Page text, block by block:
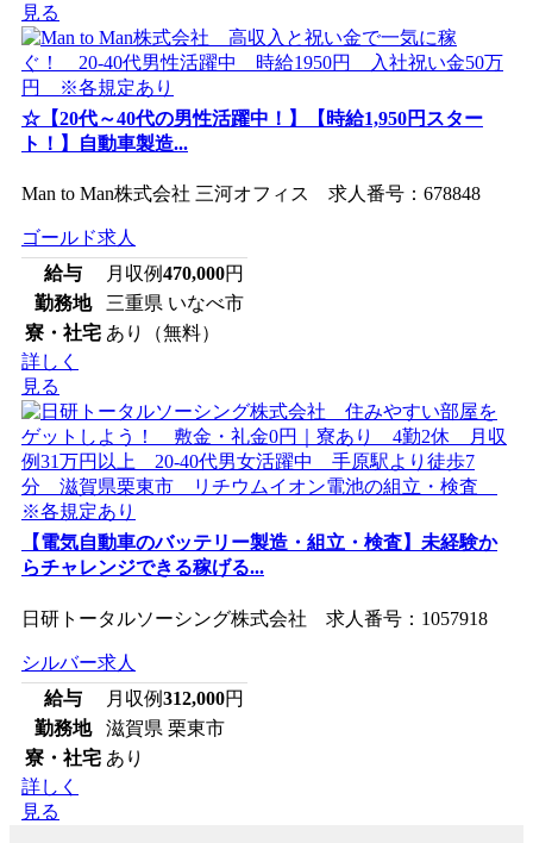
見る
☆【20代～40代の男性活躍中！】【時給1,950円スター
ト！】自動車製造...
Man to Man株式会社 三河オフィス 求人番号：678848
ゴールド求人
給与
月収例470,000円
勤務地
三重県 いなべ市
寮・社宅 あり（無料）
詳しく
見る
【電気自動車のバッテリー製造・組立・検査】未経験か
らチャレンジできる稼げる...
日研トータルソーシング株式会社 求人番号：1057918
シルバー求人
給与
月収例312,000円
勤務地
滋賀県 栗東市
寮・社宅 あり
詳しく
見る